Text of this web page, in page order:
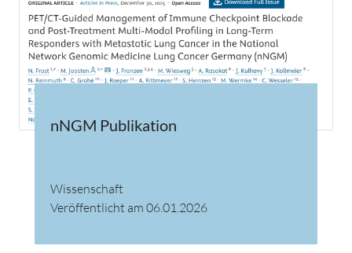
nNGM Publikation
Wissenschaft
Veröffentlicht am 06.01.2026